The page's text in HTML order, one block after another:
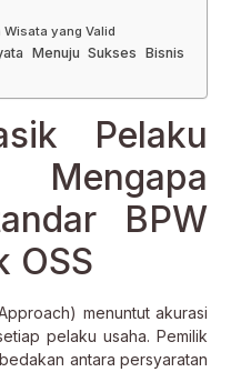
yang Valid
Menuju Sukses Bisnis
Pelaku
BPW
OSS
menuntut akurasi
pelaku usaha. Pemilik
antara persyaratan